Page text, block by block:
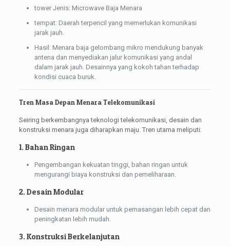
tower Jenis: Microwave Baja Menara
tempat: Daerah terpencil yang memerlukan komunikasi
jarak jauh.
Hasil: Menara baja gelombang mikro mendukung banyak
antena dan menyediakan jalur komunikasi yang andal
dalam jarak jauh. Desainnya yang kokoh tahan terhadap
kondisi cuaca buruk.
Tren Masa Depan Menara Telekomunikasi
Seiring berkembangnya teknologi telekomunikasi, desain dan
konstruksi menara juga diharapkan maju. Tren utama meliputi:
1. Bahan Ringan
Pengembangan kekuatan tinggi, bahan ringan untuk
mengurangi biaya konstruksi dan pemeliharaan.
2. Desain Modular
Desain menara modular untuk pemasangan lebih cepat dan
peningkatan lebih mudah.
3. Konstruksi Berkelanjutan